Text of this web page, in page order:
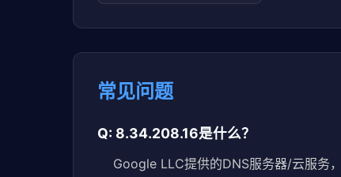
常见问题
Q: 8.34.208.16是什么？
Google LLC提供的DNS服务器/云服务